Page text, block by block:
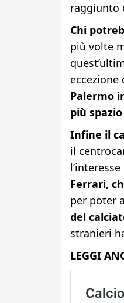
raggiunto
Chi
più volte
Palermo
più
Infine il
il
Ferrari,
per poter
del
stranieri
LEGGI